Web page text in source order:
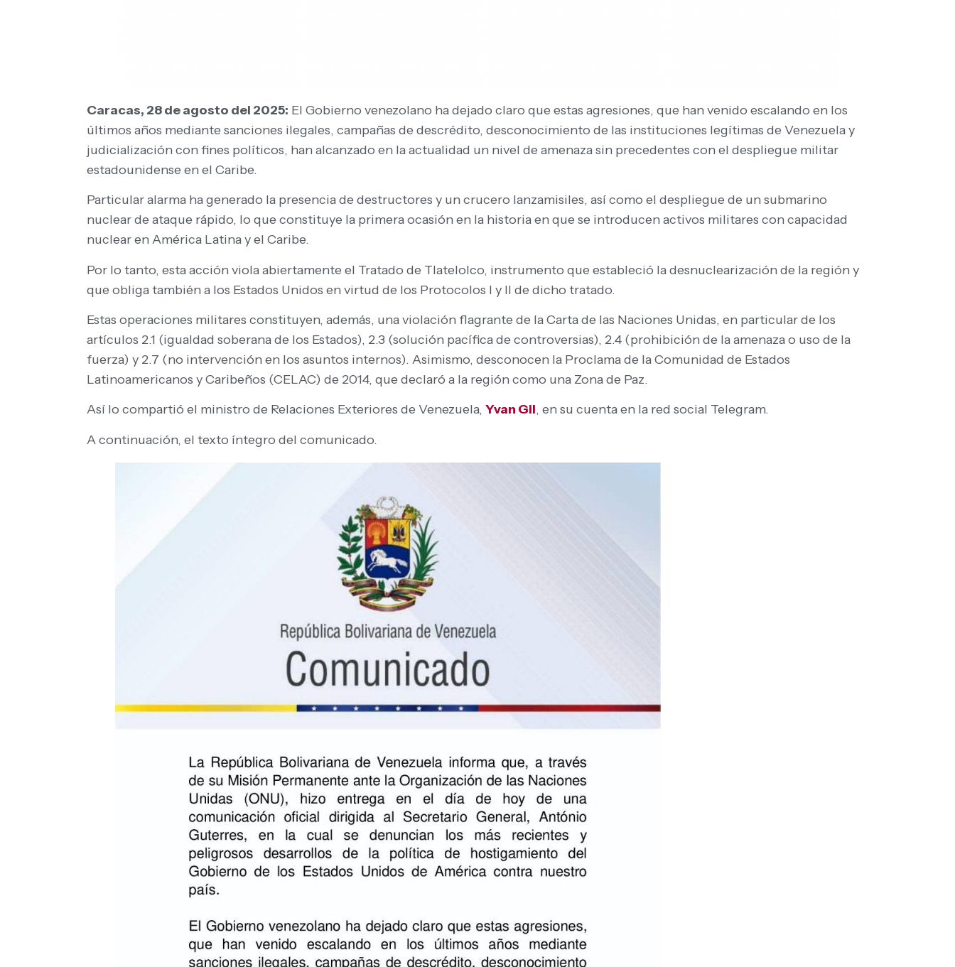
Caracas, 28 de agosto del 2025: El Gobierno venezolano ha dejado claro que estas agresiones, que han venido escalando en los
últimos años mediante sanciones ilegales, campañas de descrédito, desconocimiento de las instituciones legítimas de Venezuela y
judicialización con fines políticos, han alcanzado en la actualidad un nivel de amenaza sin precedentes con el despliegue militar
estadounidense en el Caribe.
Particular alarma ha generado la presencia de destructores y un crucero lanzamisiles, así como el despliegue de un submarino
nuclear de ataque rápido, lo que constituye la primera ocasión en la historia en que se introducen activos militares con capacidad
nuclear en América Latina y el Caribe.
Por lo tanto, esta acción viola abiertamente el Tratado de Tlatelolco, instrumento que estableció la desnuclearización de la región y
que obliga también a los Estados Unidos en virtud de los Protocolos I y II de dicho tratado.
Estas operaciones militares constituyen, además, una violación flagrante de la Carta de las Naciones Unidas, en particular de los
artículos 2.1 (igualdad soberana de los Estados), 2.3 (solución pacífica de controversias), 2.4 (prohibición de la amenaza o uso de la
fuerza) y 2.7 (no intervención en los asuntos internos). Asimismo, desconocen la Proclama de la Comunidad de Estados
Latinoamericanos y Caribeños (CELAC) de 2014, que declaró a la región como una Zona de Paz.
Así lo compartió el ministro de Relaciones Exteriores de Venezuela, Yvan Gil, en su cuenta en la red social Telegram.
A continuación, el texto íntegro del comunicado.